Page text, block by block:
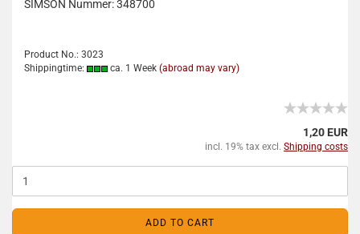
SIMSON Nummer: 348700
Product No.: 3023
Shippingtime:
ca. 1 Week (abroad may vary)
1,20 EUR
incl. 19% tax excl. Shipping costs
ADD TO CART